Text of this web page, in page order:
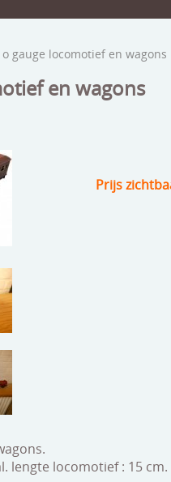
gauge locomotief en wagons
en wagons
Prijs
lengte locomotief : 15